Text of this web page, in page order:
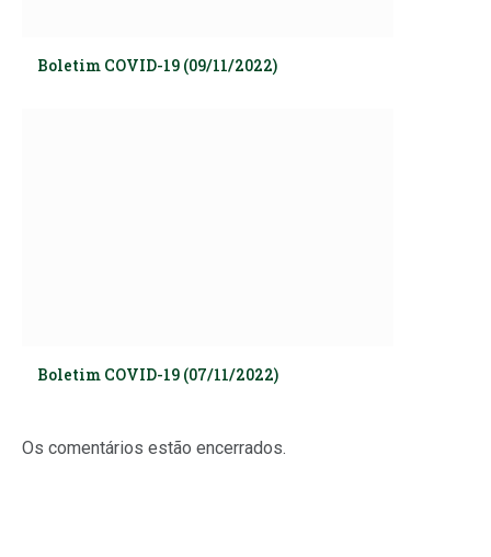
Boletim COVID-19 (09/11/2022)
Boletim COVID-19 (07/11/2022)
Os comentários estão encerrados.